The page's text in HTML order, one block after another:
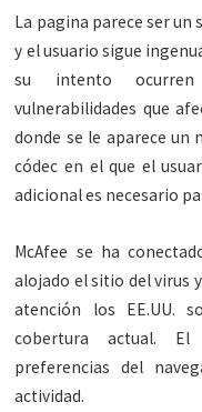
La pagina parece ser un
y el usuario sigue
su intento
vulnerabilidades que
donde se le aparece un
códec en el que el
adicional es necesario
McAfee se ha
alojado el sitio del virus
atención los EE.UU.
cobertura actual.
preferencias del
actividad.